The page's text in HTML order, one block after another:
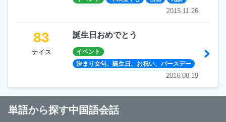
2015.11.26
83
ナイス
誕生日おめでとう
イベント
決まり文句、誕生日、お祝い、バースデー
2016.08.19
単語から探す中国語会話